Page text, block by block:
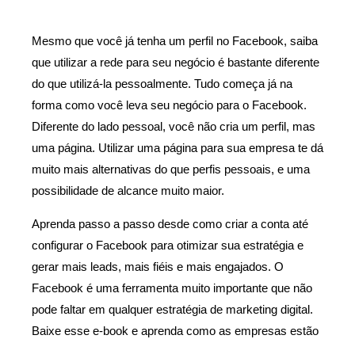
Mesmo que você já tenha um perfil no Facebook, saiba
que utilizar a rede para seu negócio é bastante diferente
do que utilizá-la pessoalmente. Tudo começa já na
forma como você leva seu negócio para o Facebook.
Diferente do lado pessoal, você não cria um perfil, mas
uma página. Utilizar uma página para sua empresa te dá
muito mais alternativas do que perfis pessoais, e uma
possibilidade de alcance muito maior.
Aprenda passo a passo desde como criar a conta até
configurar o Facebook para otimizar sua estratégia e
gerar mais leads, mais fiéis e mais engajados. O
Facebook é uma ferramenta muito importante que não
pode faltar em qualquer estratégia de marketing digital.
Baixe esse e-book e aprenda como as empresas estão